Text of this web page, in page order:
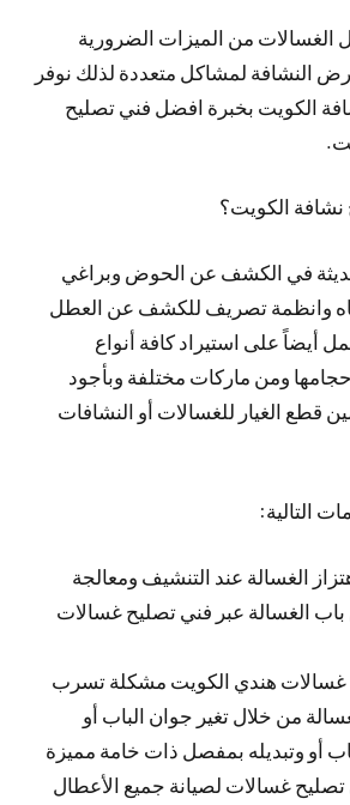
من الميزات الضرورية
النشافة لمشاكل متعددة لذلك نوفر
الكويت بخبرة افضل فني تصليح
الكويت؟
في الكشف عن الحوض وبراغي
وانظمة تصريف للكشف عن العطل
أيضاً على استيراد كافة أنواع
ومن ماركات مختلفة وبأجود
قطع الغيار للغسالات أو النشافات
التالية:
الغسالة عند التنشيف ومعالجة
الغسالة عبر فني تصليح غسالات
غسالات هندي الكويت مشكلة تسرب
من خلال تغير جوان الباب أو
أو وتبديله بمفصل ذات خامة مميزة
غسالات لصيانة جميع الأعطال